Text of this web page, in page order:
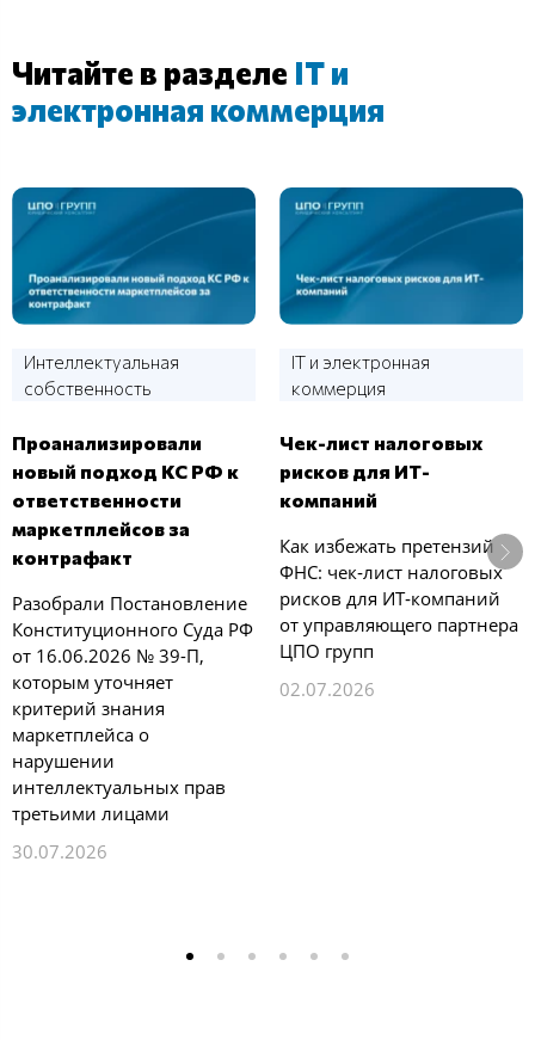
Читайте в разделе IT и
электронная коммерция
Интеллектуальная
собственность
Проанализировали
новый подход КС РФ к
ответственности
маркетплейсов за
контрафакт
Разобрали Постановление
Конституционного Суда РФ
от 16.06.2026 № 39-П,
которым уточняет
критерий знания
маркетплейса о
нарушении
интеллектуальных прав
третьими лицами
30.07.2026
IT и электронная
коммерция
Чек-лист налоговых
рисков для ИТ-
компаний
Как избежать претензий
ФНС: чек‑лист налоговых
рисков для ИТ‑компаний
от управляющего партнера
ЦПО групп
02.07.2026